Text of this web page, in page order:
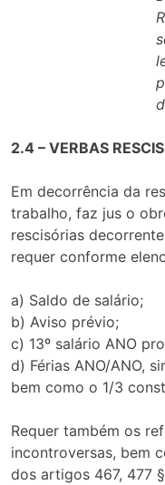
2.4 – VERBAS
Em decorrência da
trabalho, faz jus o
rescisórias
requer conforme
a) Saldo de salário;
b) Aviso prévio;
c) 13º salário ANO
d) Férias ANO/ANO,
bem como o 1/3
Requer também os
incontroversas, bem
dos artigos 467, 477